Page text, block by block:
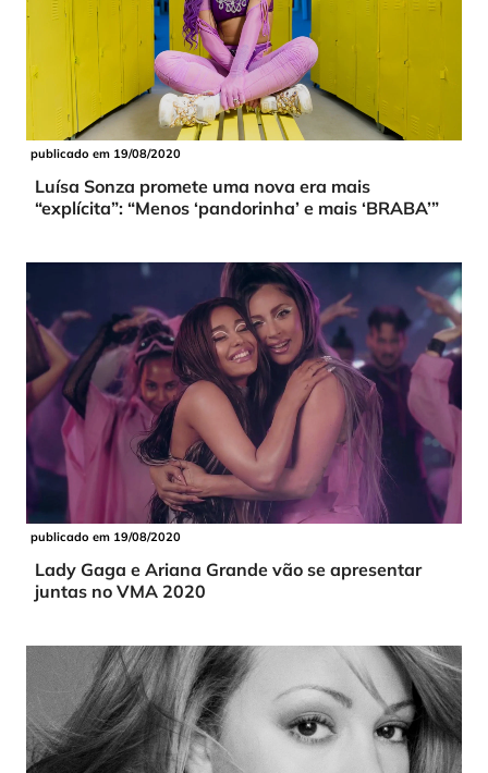
publicado em 19/08/2020
Luísa Sonza promete uma nova era mais
“explícita”: “Menos ‘pandorinha’ e mais ‘BRABA’”
publicado em 19/08/2020
Lady Gaga e Ariana Grande vão se apresentar
juntas no VMA 2020